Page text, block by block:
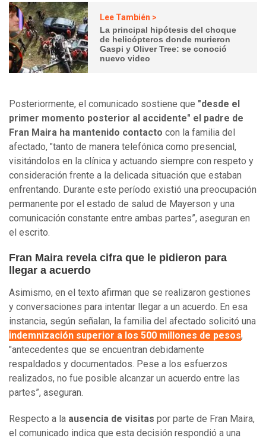
Lee También >
La principal hipótesis del choque
de helicópteros donde murieron
Gaspi y Oliver Tree: se conoció
nuevo video
Posteriormente, el comunicado sostiene que "desde el
primer momento posterior al accidente" el padre de
Fran Maira ha mantenido contacto con la familia del
afectado, "tanto de manera telefónica como presencial,
visitándolos en la clínica y actuando siempre con respeto y
consideración frente a la delicada situación que estaban
enfrentando. Durante este período existió una preocupación
permanente por el estado de salud de Mayerson y una
comunicación constante entre ambas partes”, aseguran en
el escrito.
Fran Maira revela cifra que le pidieron para
llegar a acuerdo
Asimismo, en el texto afirman que se realizaron gestiones
y conversaciones para intentar llegar a un acuerdo. En esa
instancia, según señalan, la familia del afectado solicitó una
indemnización superior a los 500 millones de pesos,
"antecedentes que se encuentran debidamente
respaldados y documentados. Pese a los esfuerzos
realizados, no fue posible alcanzar un acuerdo entre las
partes”, aseguran.
Respecto a la ausencia de visitas por parte de Fran Maira,
el comunicado indica que esta decisión respondió a una